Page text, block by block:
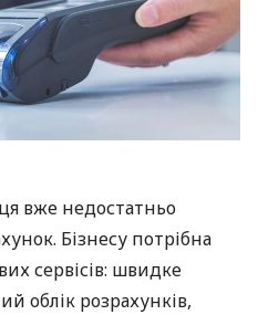
вже недостатньо
Бізнесу потрібна
сервісів: швидке
облік розрахунків,